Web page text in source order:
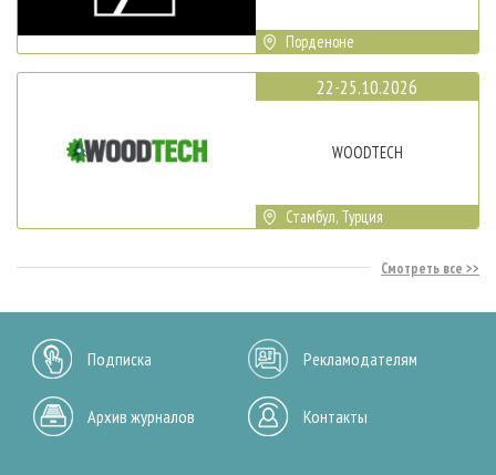
Порденоне
22-25.10.2026
WOODTECH
Стамбул, Турция
Смотреть все
Подписка Рекламодателям
Архив журналов Контакты